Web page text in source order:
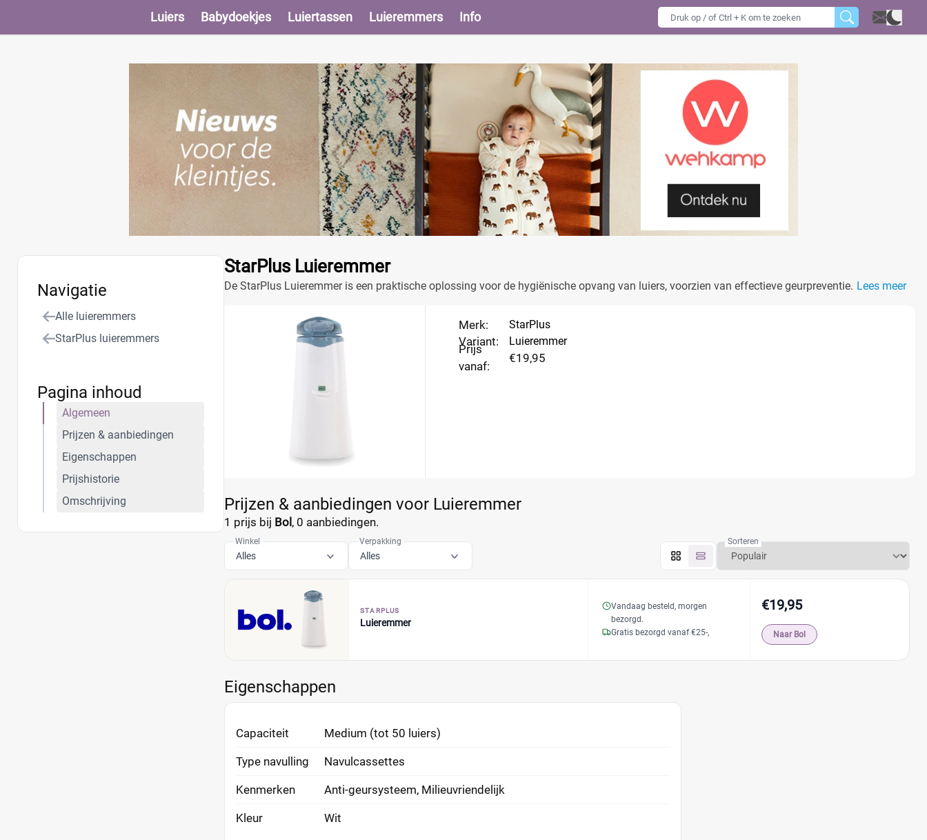
Luiers Babydoekjes Luiertassen Luieremmers Info
StarPlus Luieremmer
De StarPlus Luieremmer is een praktische oplossing voor de hygiënische opvang van luiers, voorzien van effectieve geurpreventie. Lees meer
Merk:
Variant:
Prijs
vanaf:
StarPlus
Luieremmer
€19,95
Prijzen & aanbiedingen voor Luieremmer
1 prijs bij Bol , 0 aanbiedingen.
Winkel
Alles
Verpakking
Alles
Sorteren
STARPLUS
Luieremmer
Vandaag besteld, morgen
bezorgd.
Gratis bezorgd vanaf €25-,
€19,95
Naar Bol
Eigenschappen
Capaciteit Medium (tot 50 luiers)
Type navulling Navulcassettes
Kenmerken Anti-geursysteem, Milieuvriendelijk
Kleur Wit
Navigatie
Alle luieremmers
StarPlus luieremmers
Pagina inhoud
Algemeen
Prijzen & aanbiedingen
Eigenschappen
Prijshistorie
Omschrijving